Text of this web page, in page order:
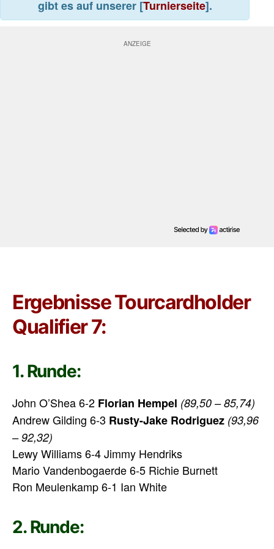
gibt es auf unserer [Turnierseite].
Ergebnisse Tourcardholder
Qualifier 7:
1. Runde:
John O’Shea 6-2 Florian Hempel (89,50 – 85,74)
Andrew Gilding 6-3 Rusty-Jake Rodriguez (93,96
– 92,32)
Lewy Williams 6-4 Jimmy Hendriks
Mario Vandenbogaerde 6-5 Richie Burnett
Ron Meulenkamp 6-1 Ian White
2. Runde: